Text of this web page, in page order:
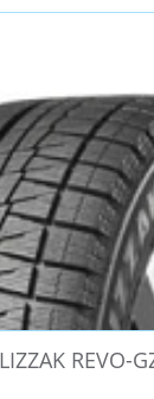
REVO-